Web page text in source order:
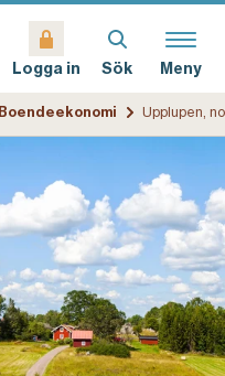
Logga in Sök Meny
Boendeekonomi